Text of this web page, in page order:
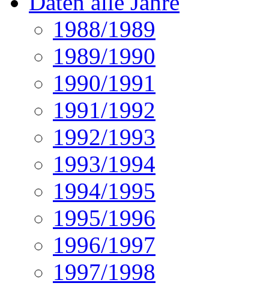
1988/1989
1989/1990
1990/1991
1991/1992
1992/1993
1993/1994
1994/1995
1995/1996
1996/1997
1997/1998